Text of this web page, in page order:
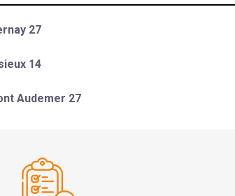
27
14
Audemer 27